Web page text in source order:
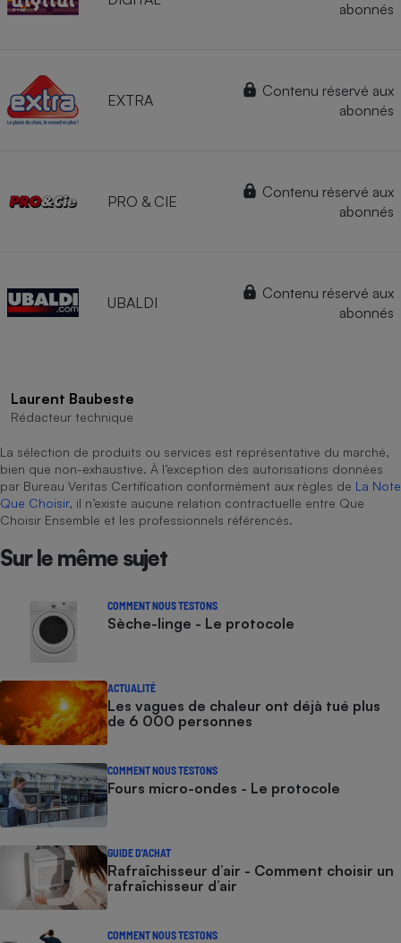
abonnés
EXTRA
Contenu réservé aux
abonnés
PRO & CIE
Contenu réservé aux
abonnés
UBALDI
Contenu réservé aux
abonnés
Laurent Baubeste
Rédacteur technique
La sélection de produits ou services est représentative du marché,
bien que non-exhaustive. À l’exception des autorisations données
par Bureau Veritas Certification conformément aux règles de La Note
Que Choisir, il n’existe aucune relation contractuelle entre Que
Choisir Ensemble et les professionnels référencés.
Sur le même sujet
COMMENT NOUS TESTONS
Sèche-linge - Le protocole
ACTUALITÉ
Les vagues de chaleur ont déjà tué plus
de 6 000 personnes
COMMENT NOUS TESTONS
Fours micro-ondes - Le protocole
GUIDE D'ACHAT
Rafraîchisseur d’air - Comment choisir un
rafraîchisseur d’air
COMMENT NOUS TESTONS